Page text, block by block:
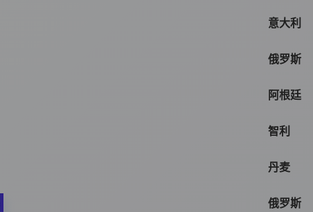
意大利
俄罗斯
阿根廷
智利
丹麦
俄罗斯